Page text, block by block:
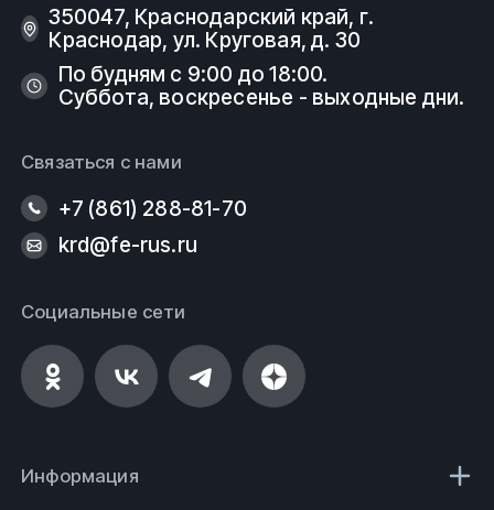
350047, Краснодарский край, г.
Краснодар, ул. Круговая, д. 30
По будням с 9:00 до 18:00.
Суббота, воскресенье - выходные дни.
Связаться с нами
+7 (861) 288-81-70
krd@fe-rus.ru
Социальные сети
Информация